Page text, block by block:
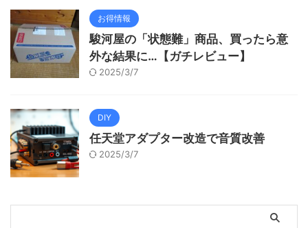
お得情報
駿河屋の「状態難」商品、買ったら意
外な結果に…【ガチレビュー】
2025/3/7
DIY
任天堂アダプター改造で音質改善
2025/3/7